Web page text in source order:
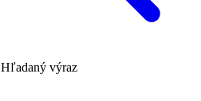
Hľadaný výraz